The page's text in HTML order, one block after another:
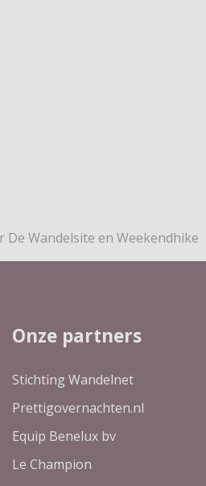
De Wandelsite en Weekendhike
Onze partners
Stichting Wandelnet
Prettigovernachten.nl
Equip Benelux bv
Le Champion